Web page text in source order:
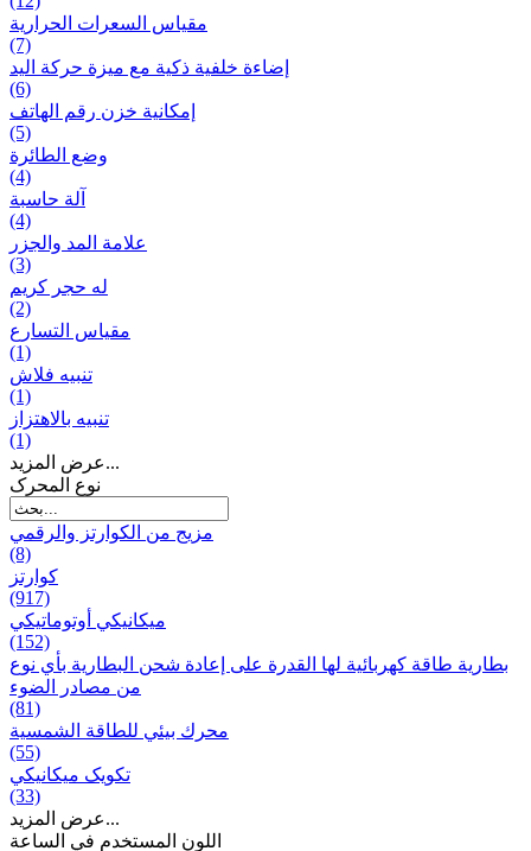
مقیاس السعرات الحرارية
(7)
إضاءة خلفية ذكية مع ميزة حرکة اليد
(6)
إمكانية خزن رقم الهاتف
(5)
وضع الطائرة
(4)
آلة حاسبة
(4)
علامة المد والجزر
(3)
له حجر كريم
(2)
مقياس التسارع
(1)
تنبيه فلاش
(1)
تنبيه بالاهتزاز
(1)
عرض المزيد...
نوع المحرک
مزيج من الكوارتز والرقمي
(8)
كوارتز
(917)
ميكانيكي أوتوماتيكي
(152)
بطارية طاقة كهربائية لها القدرة على إعادة شحن البطارية بأي نوع
من مصادر الضوء
(81)
محرك بيئي للطاقة الشمسية
(55)
تکویک ميكانيكي
(33)
عرض المزيد...
اللون المستخدم في الساعة